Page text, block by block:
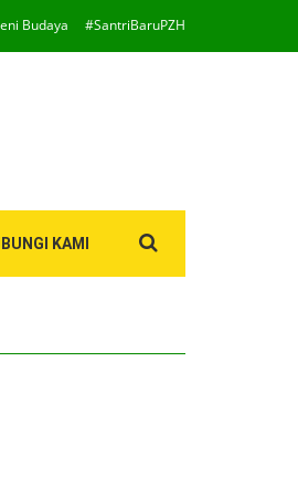
Budaya #SantriBaruPZH
KAMI
for: